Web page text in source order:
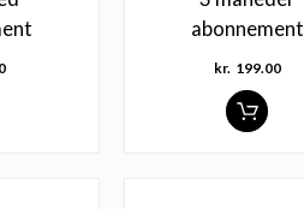
abonnement
kr. 199.00